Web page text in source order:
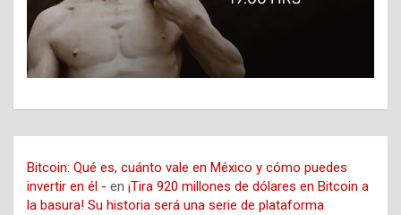
Bitcoin: Qué es, cuánto vale en México y cómo puedes
invertir en él - en ¡Tira 920 millones de dólares en Bitcoin a
la basura! Su historia será una serie de plataforma